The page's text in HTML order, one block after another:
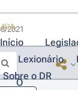
Início
Lexionário
Sobre o DR
O